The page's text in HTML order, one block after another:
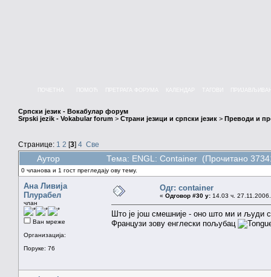
КАЛЕНДАР
Српски језик - Вокабулар форум
Srpski jezik - Vokabular forum > Страни језици и српски језик > Преводи и
Странице: 1 2 [3] 4 Све
Аутор Тема: ENGL: Container (Прочитано
0 чланова и 1 гост прегледају ову тему.
Ана Ливија
Плурабел
члан
Ван мреже
Организација:
Поруке: 76
Одг: container
« Одговор #30 у: 14.03 ч.
Што је још смешније - оно што ми и људи
Французи зову енглески пољубац